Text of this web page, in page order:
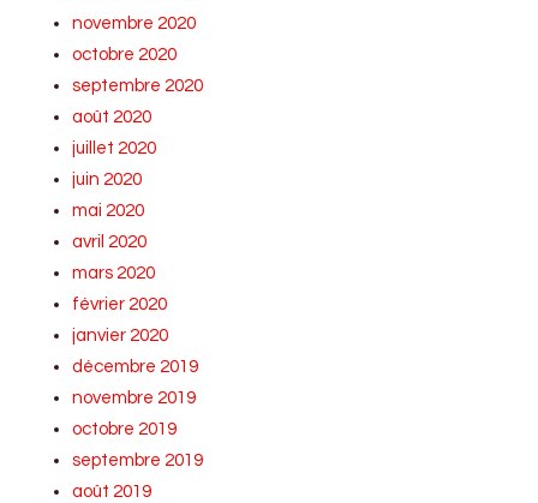
novembre 2020
octobre 2020
septembre 2020
août 2020
juillet 2020
juin 2020
mai 2020
avril 2020
mars 2020
février 2020
janvier 2020
décembre 2019
novembre 2019
octobre 2019
septembre 2019
août 2019